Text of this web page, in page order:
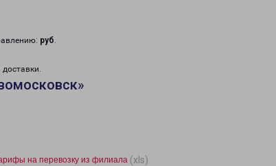
руб.
на перевозку из филиала (xls)